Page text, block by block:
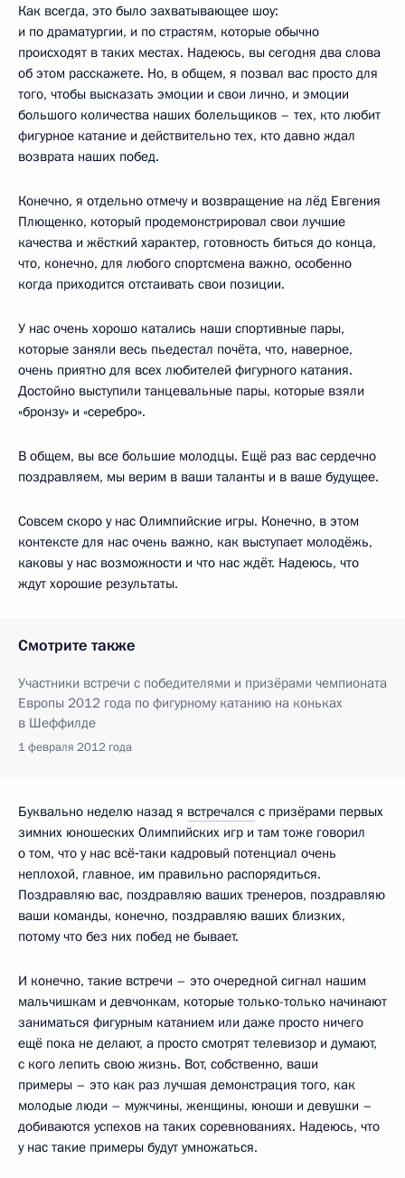
Как всегда, это было захватывающее шоу:
и по драматургии, и по страстям, которые обычно
происходят в таких местах. Надеюсь, вы сегодня два слова
об этом расскажете. Но, в общем, я позвал вас просто для
того, чтобы высказать эмоции и свои лично, и эмоции
большого количества наших болельщиков – тех, кто любит
фигурное катание и действительно тех, кто давно ждал
возврата наших побед.
Конечно, я отдельно отмечу и возвращение на лёд Евгения
Плющенко, который продемонстрировал свои лучшие
качества и жёсткий характер, готовность биться до конца,
что, конечно, для любого спортсмена важно, особенно
когда приходится отстаивать свои позиции.
У нас очень хорошо катались наши спортивные пары,
которые заняли весь пьедестал почёта, что, наверное,
очень приятно для всех любителей фигурного катания.
Достойно выступили танцевальные пары, которые взяли
«бронзу» и «серебро».
В общем, вы все большие молодцы. Ещё раз вас сердечно
поздравляем, мы верим в ваши таланты и в ваше будущее.
Совсем скоро у нас Олимпийские игры. Конечно, в этом
контексте для нас очень важно, как выступает молодёжь,
каковы у нас возможности и что нас ждёт. Надеюсь, что
ждут хорошие результаты.
Смотрите также
Участники встречи c победителями и призёрами чемпионата
Европы 2012 года по фигурному катанию на коньках
в Шеффилде
1 февраля 2012 года
Буквально неделю назад я встречался с призёрами первых
зимних юношеских Олимпийских игр и там тоже говорил
о том, что у нас всё‑таки кадровый потенциал очень
неплохой, главное, им правильно распорядиться.
Поздравляю вас, поздравляю ваших тренеров, поздравляю
ваши команды, конечно, поздравляю ваших близких,
потому что без них побед не бывает.
И конечно, такие встречи – это очередной сигнал нашим
мальчишкам и девчонкам, которые только-только начинают
заниматься фигурным катанием или даже просто ничего
ещё пока не делают, а просто смотрят телевизор и думают,
с кого лепить свою жизнь. Вот, собственно, ваши
примеры – это как раз лучшая демонстрация того, как
молодые люди – мужчины, женщины, юноши и девушки –
добиваются успехов на таких соревнованиях. Надеюсь, что
у нас такие примеры будут умножаться.